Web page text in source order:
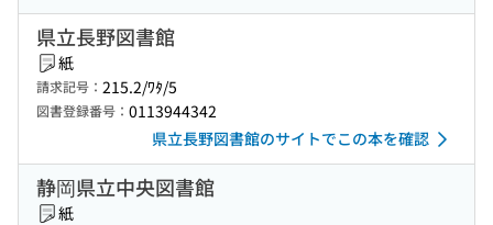
県立長野図書館
紙
請求記号： 215.2/ﾜﾀ/5
図書登録番号： 0113944342
県立長野図書館のサイトでこの本を確認
静岡県立中央図書館
紙